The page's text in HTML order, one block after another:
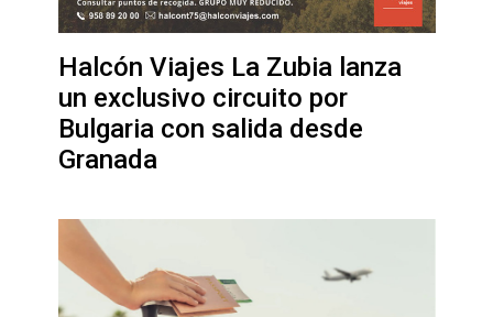
Halcón Viajes La Zubia lanza
un exclusivo circuito por
Bulgaria con salida desde
Granada